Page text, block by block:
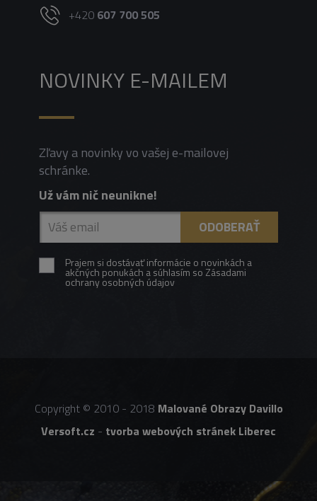
+420 607 700 505
NOVINKY E-MAILEM
Zľavy a novinky vo vašej e-mailovej
schránke.
Už vám nič neunikne!
Prajem si dostávať informácie o novinkách a
akčných ponukách a súhlasím so Zásadami
ochrany osobných údajov
Copyright © 2010 - 2018 Malované Obrazy Davillo
Versoft.cz - tvorba webových stránek Liberec